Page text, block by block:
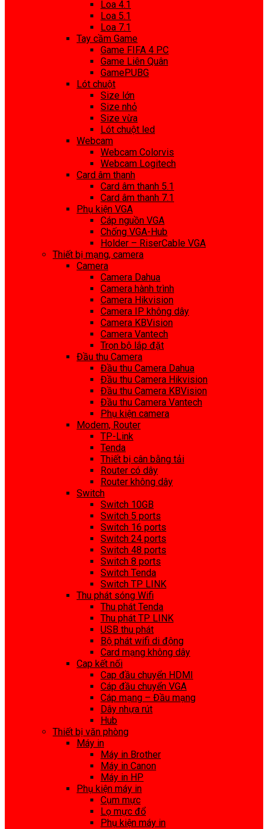
Loa 4.1
Loa 5.1
Loa 7.1
Tay cầm Game
Game FIFA 4 PC
Game Liên Quân
GamePUBG
Lót chuột
Size lớn
Size nhỏ
Size vừa
Lót chuột led
Webcam
Webcam Colorvis
Webcam Logitech
Card âm thanh
Card âm thanh 5.1
Card âm thanh 7.1
Phụ kiện VGA
Cáp nguồn VGA
Chống VGA-Hub
Holder – RiserCable VGA
Thiết bị mạng, camera
Camera
Camera Dahua
Camera hành trình
Camera Hikvision
Camera IP không dây
Camera KBVision
Camera Vantech
Trọn bộ lắp đặt
Đầu thu Camera
Đầu thu Camera Dahua
Đầu thu Camera Hikvision
Đầu thu Camera KBVision
Đầu thu Camera Vantech
Phụ kiện camera
Modem, Router
TP-Link
Tenda
Thiết bị cân bằng tải
Router có dây
Router không dây
Switch
Switch 10GB
Switch 5 ports
Switch 16 ports
Switch 24 ports
Switch 48 ports
Switch 8 ports
Switch Tenda
Switch TP LINK
Thu phát sóng Wifi
Thu phát Tenda
Thu phát TP LINK
USB thu phát
Bộ phát wifi di động
Card mạng không dây
Cap kết nối
Cap đầu chuyển HDMI
Cáp đầu chuyển VGA
Cáp mạng – Đầu mạng
Dây nhựa rút
Hub
Thiết bị văn phòng
Máy in
Máy in Brother
Máy in Canon
Máy in HP
Phụ kiện máy in
Cụm mực
Lọ mực đổ
Phụ kiện máy in